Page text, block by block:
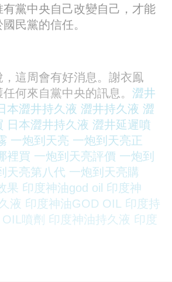
黨中央自己改變自己，才能
民黨的信任。
這周會有好消息。謝衣鳯
何來自黨中央的訊息。 澀井
本澀井持久液 澀井持久液 澀
日本澀井持久液 澀井延遲噴
一炮到天亮 一炮到天亮正
裡買 一炮到天亮評價 一炮到
天亮第八代 一炮到天亮購
果 印度神油god oil 印度神
液 印度神油GOD OIL
印度持
噴劑 印度神油持久液 印度